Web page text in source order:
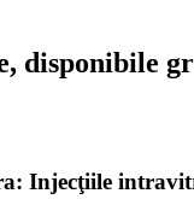
disponibile
Injecţiile